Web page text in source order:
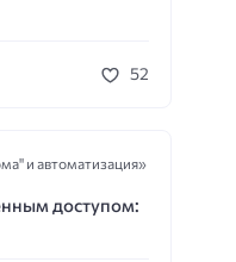
52
и автоматизация»
доступом: